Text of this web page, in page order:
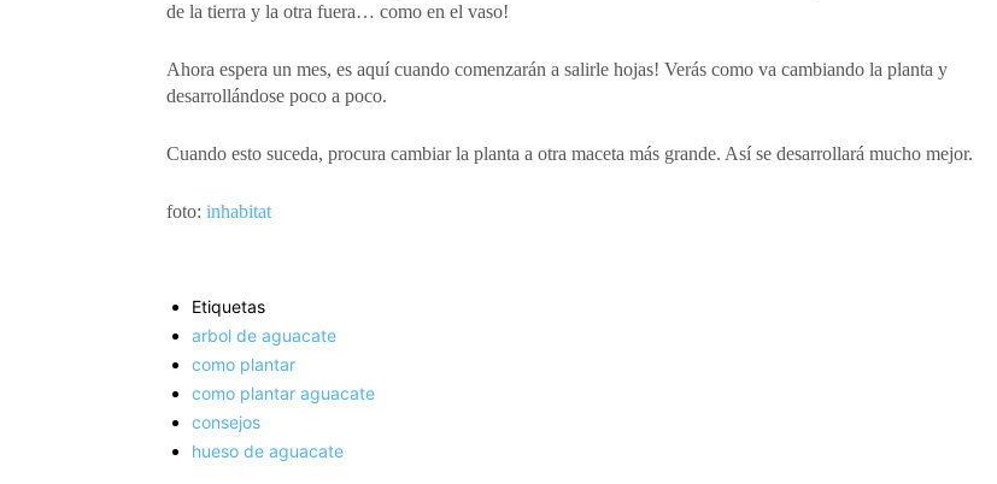
de la tierra y la otra fuera… como en el vaso!
Ahora espera un mes, es aquí cuando comenzarán a salirle hojas! Verás como va cambiando la planta y
desarrollándose poco a poco.
Cuando esto suceda, procura cambiar la planta a otra maceta más grande. Así se desarrollará mucho mejor.
foto: inhabitat
Etiquetas
arbol de aguacate
como plantar
como plantar aguacate
consejos
hueso de aguacate